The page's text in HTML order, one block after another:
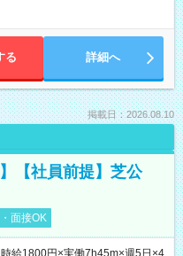
る 詳細へ
掲載日：2026.08.10
【社員前提】芝公
面接OK
給1800円×実働7h45m×週5日×4